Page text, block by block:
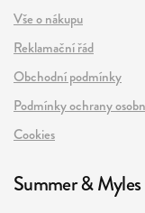
Vše o nákupu
Reklamační řád
Obchodní podmínky
Podmínky ochrany
Cookies
Summer & Myles